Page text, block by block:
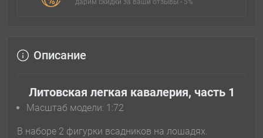
дарим скидки за ваши отзывы - 5%
Описание
Литовская легкая кавалерия, часть 1
Масштаб модели: 1:72
В наборе 2 фигурки всадников на лошадях.